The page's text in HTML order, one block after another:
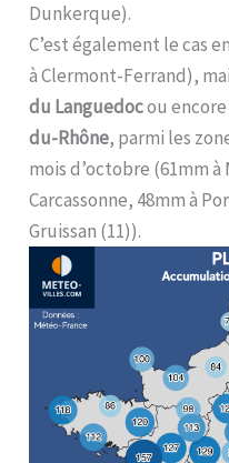
Dunkerque).
C’est également le cas en
à Clermont-Ferrand),
du Languedocou
du-Rhône, parmi les
mois d’octobre (61mm
Carcassonne, 48mm à
Gruissan (11)).